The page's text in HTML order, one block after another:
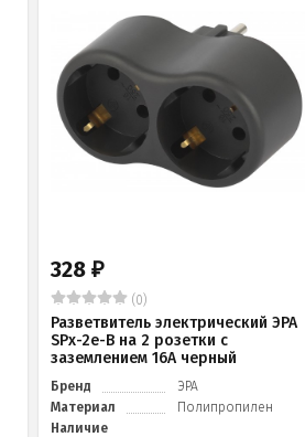
328 ₽
(0)
Разветвитель электрический ЭРА
SPx-2e-B на 2 розетки с
заземлением 16А черный
Бренд
ЭРА
Материал
Полипропилен
Наличие